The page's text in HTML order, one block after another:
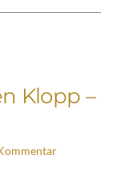
Klopp –